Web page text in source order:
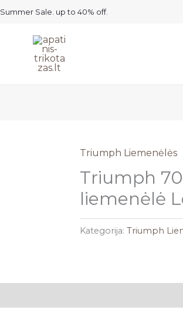
Summer Sale. up to 40% off.
Triumph Liemenėlės
Triumph
liemenėlė
Kategorija:Triumph